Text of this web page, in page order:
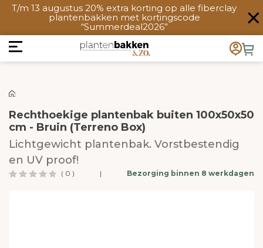
T/m 13 augustus 20% extra korting op alle fiberclay
plantenbakken met kortingscode
“Summerdeal2026”
Rechthoekige plantenbak buiten 100x50x50
cm - Bruin (Terreno Box)
Lichtgewicht plantenbak. Vorstbestendig
en UV proof!
( 0 ) | Bezorging binnen 8 werkdagen